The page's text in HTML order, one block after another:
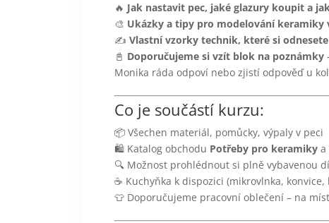
🔥 Jak nastavit pec, jaké glazury koupit a
🎨 Ukázky a tipy pro modelování keramiky
✍️ Vlastní vzorky technik, které si
📓 Doporučujeme si vzít blok na poznámky
Monika ráda odpoví nebo zjistí odpověď u
Co je součástí kurzu:
📦 Všechen materiál, pomůcky, výpaly v peci
🛍️ Katalog obchodu Potřeby pro keramiky a
🔍 Možnost prohlédnout si plně vybavenou
☕ Kuchyňka k dispozici (mikrovlnka,
👕 Doporučujeme pracovní oblečení – na